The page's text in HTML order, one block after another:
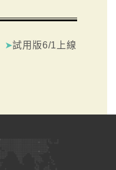
➤試用版6/1上線